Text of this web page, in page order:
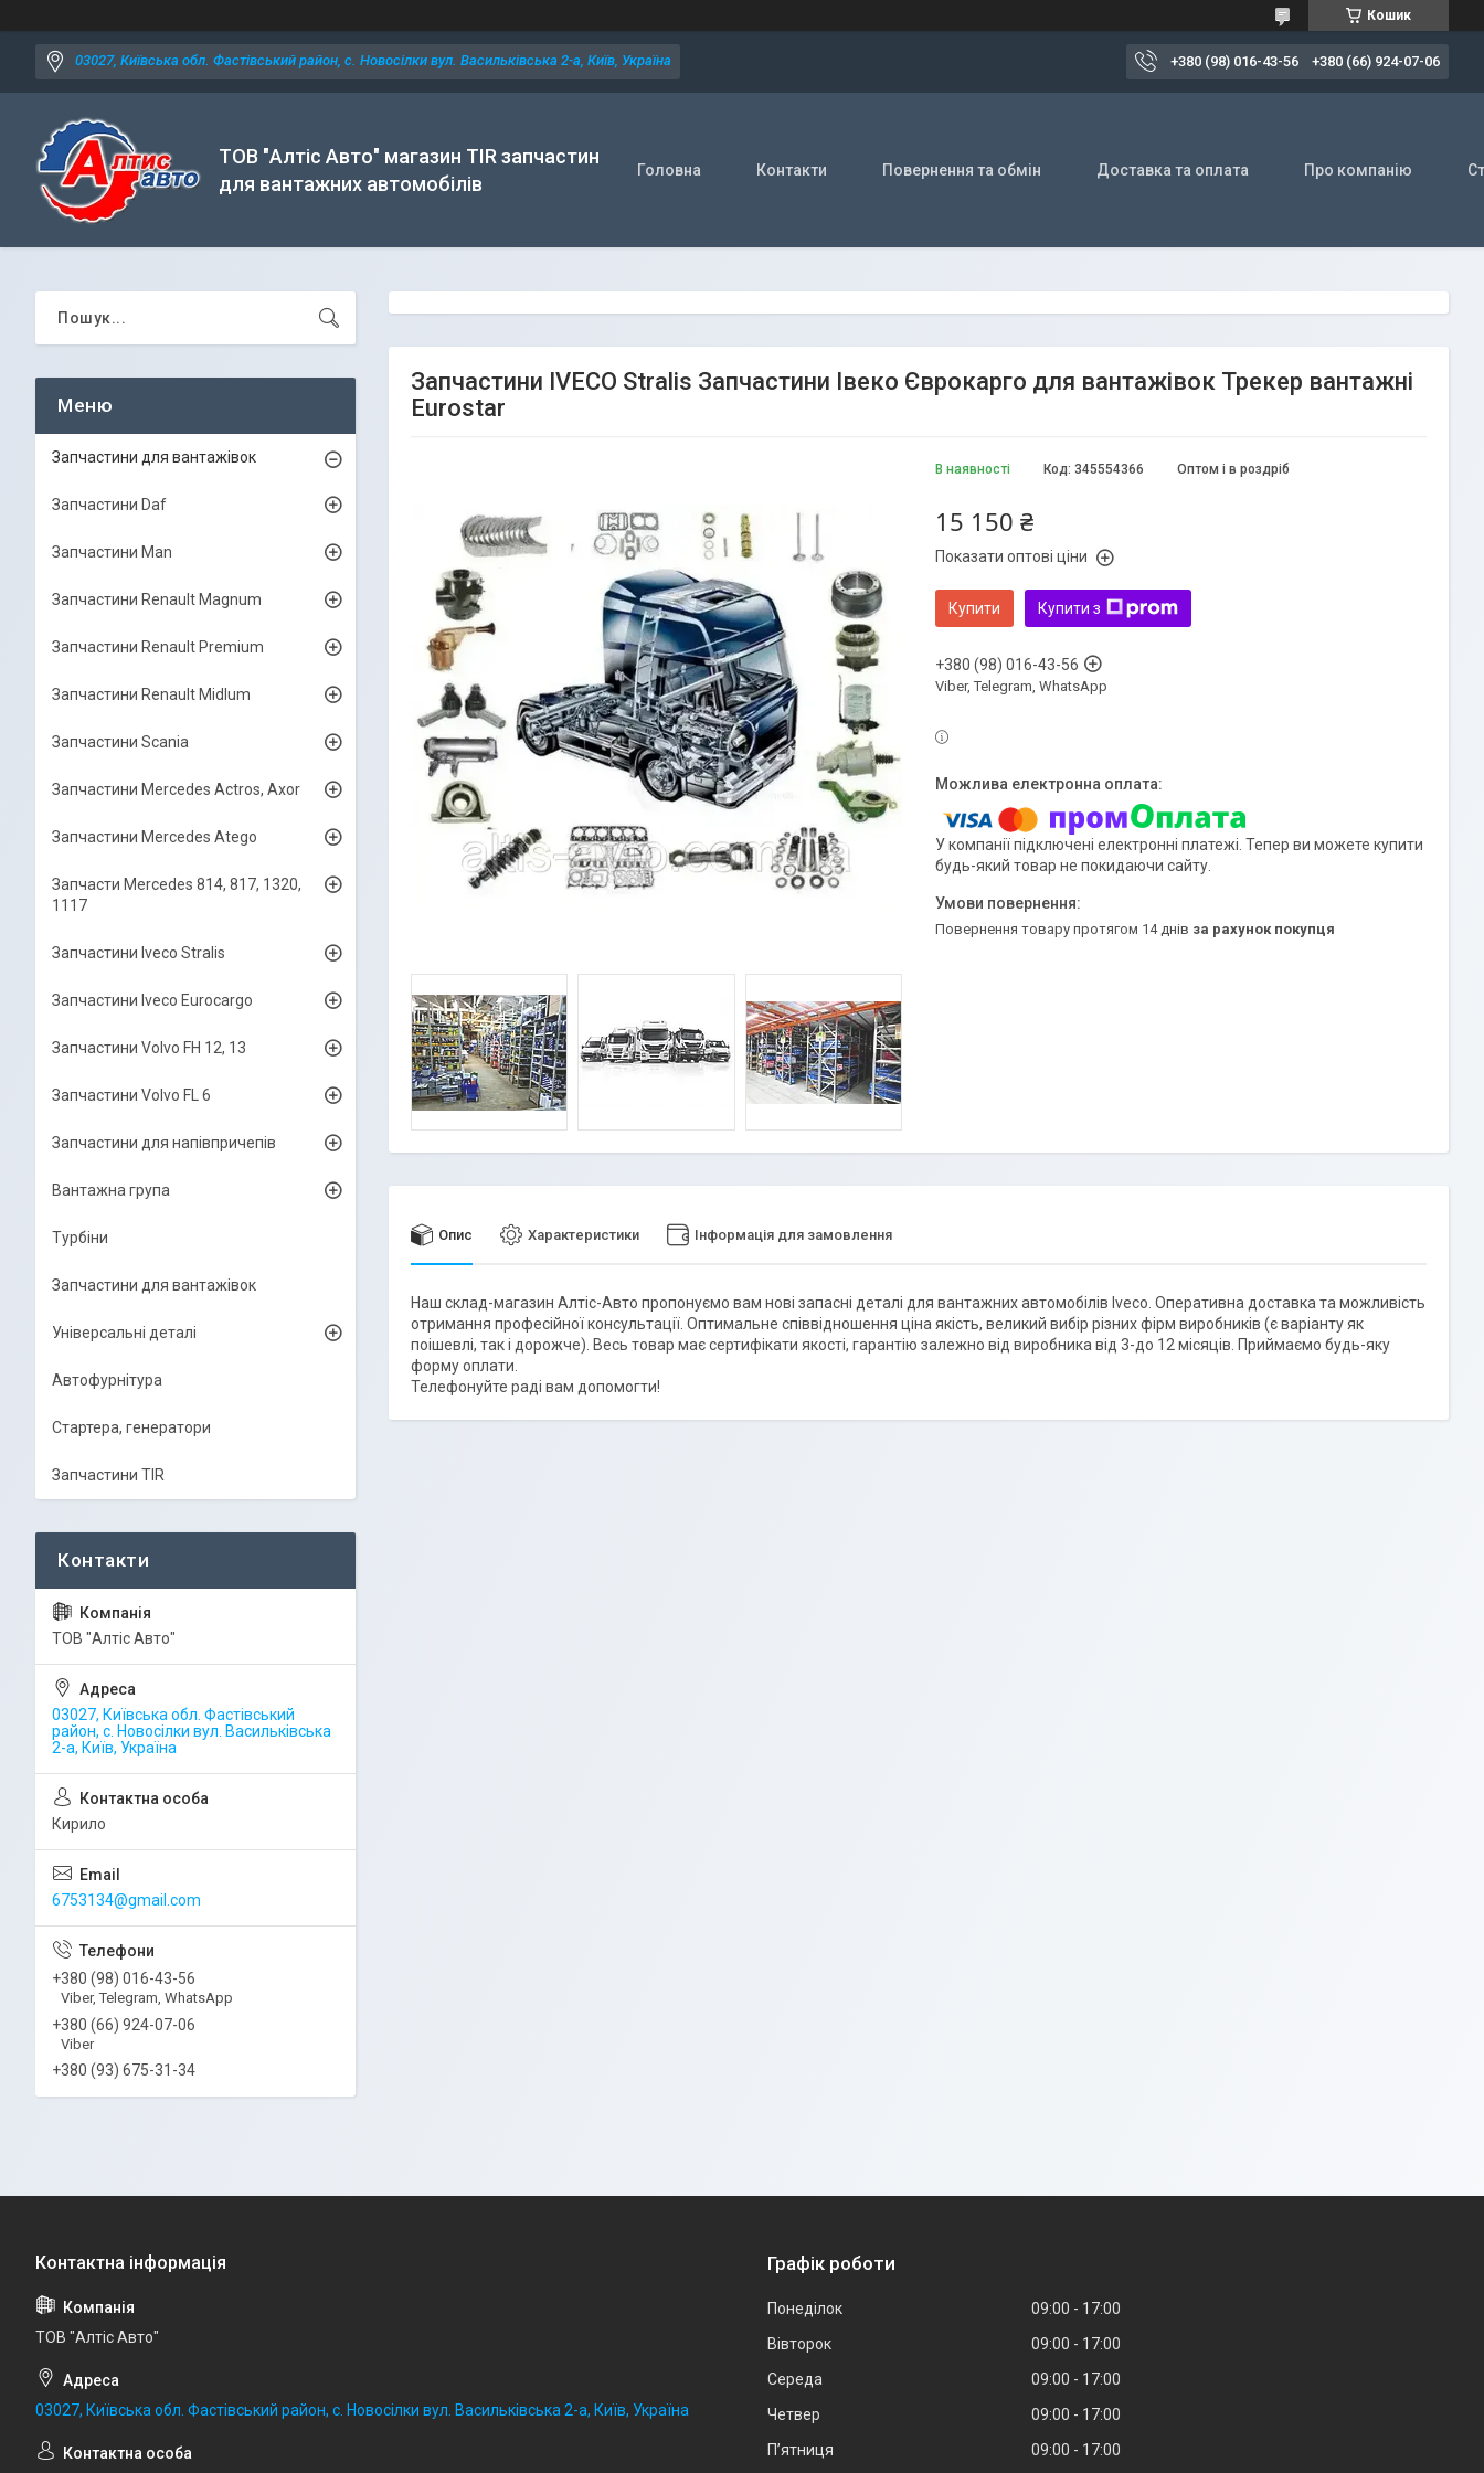
Кошик
03027, Київська обл. Фастівський район, с. Новосілки вул. Васильківська 2-а, Київ, Україна +380 (98) 016-43-56 +380 (66) 924-07-06
ТОВ "Алтіс Авто" магазин TIR запчастин
для вантажних автомобілів
Головна Контакти Повернення та обмін Доставка та оплата Про компанію
Запчастини IVECO Stralis Запчастини Івеко Єврокарго для вантажівок Трекер вантажні
Eurostar
В наявності Оптом і в роздріб
Код: 345554366
15 150 ₴
Показати оптові ціни
Купити Купити з
+380 (98) 016-43-56
Viber, Telegram, WhatsApp
У компанії підключені електронні платежі. Тепер ви можете купити
будь-який товар не покидаючи сайту.
повернення товару протягом 14 днів за рахунок покупця
Опис Характеристики Інформація для замовлення
Наш склад-магазин Алтіс-Авто пропонуємо вам нові запасні деталі для вантажних автомобілів Iveco. Оперативна доставка та можливість
отримання професійної консультації. Оптимальне співвідношення ціна якість, великий вибір різних фірм виробників (є варіанту як
поішевлі, так і дорожче). Весь товар має сертифікати якості, гарантію залежно від виробника від 3-до 12 місяців. Приймаємо будь-яку
форму оплати.
Телефонуйте раді вам допомогти!
Запчастини для вантажівок
Запчастини Daf
Запчастини Man
Запчастини Renault Magnum
Запчастини Renault Premium
Запчастини Renault Midlum
Запчастини Scania
Запчастини Mercedes Actros, Axor
Запчастини Mercedes Atego
Запчасти Mercedes 814, 817, 1320,
1117
Запчастини Iveco Stralis
Запчастини Iveco Eurocargo
Запчастини Volvo FH 12, 13
Запчастини Volvo FL 6
Запчастини для напівпричепів
Вантажна група
Турбіни
Запчастини для вантажівок
Універсальні деталі
Автофурнітура
Стартера, генератори
Запчастини TIR
ТОВ "Алтіс Авто"
03027, Київська обл. Фастівський
район, с. Новосілки вул. Васильківська
2-а, Київ, Україна
Кирило
6753134@gmail.com
+380 (98) 016-43-56
Viber, Telegram, WhatsApp
+380 (66) 924-07-06
Viber
+380 (93) 675-31-34
ТОВ "Алтіс Авто"
03027, Київська обл. Фастівський район, с. Новосілки вул. Васильківська 2-а, Київ, Україна
Графік роботи
Понеділок 09:00
17:00
Вівторок
09:00
17:00
Середа
09:00
17:00
Четвер
09:00
17:00
Пʼятниця
09:00 17:00